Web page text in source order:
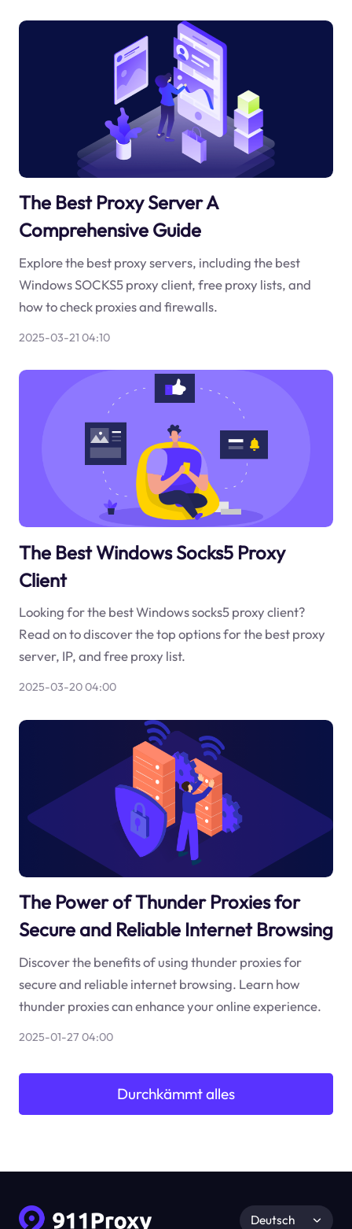
The Best Proxy Server A
Comprehensive Guide
Explore the best proxy servers, including the best
Windows SOCKS5 proxy client, free proxy lists, and
how to check proxies and firewalls.
2025-03-21 04:10
The Best Windows Socks5 Proxy
Client
Looking for the best Windows socks5 proxy client?
Read on to discover the top options for the best proxy
server, IP, and free proxy list.
2025-03-20 04:00
The Power of Thunder Proxies for
Secure and Reliable Internet Browsing
Discover the benefits of using thunder proxies for
secure and reliable internet browsing. Learn how
thunder proxies can enhance your online experience.
2025-01-27 04:00
Durchkämmt alles
Deutsch